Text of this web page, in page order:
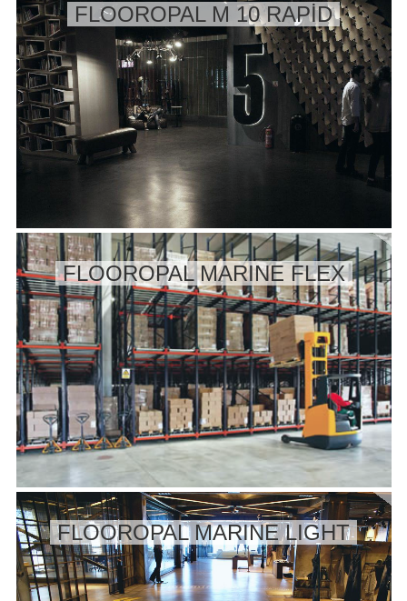
FLOOROPAL M 10 RAPİD
FLOOROPAL MARINE FLEX
FLOOROPAL MARINE LIGHT